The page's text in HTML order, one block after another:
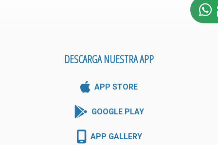
DESCARGA NUESTRA APP
APP STORE
GOOGLE PLAY
APP GALLERY